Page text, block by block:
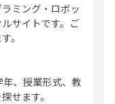
ミング・ロボッ
サイトです。ご
。
、授業形式、教
せます。